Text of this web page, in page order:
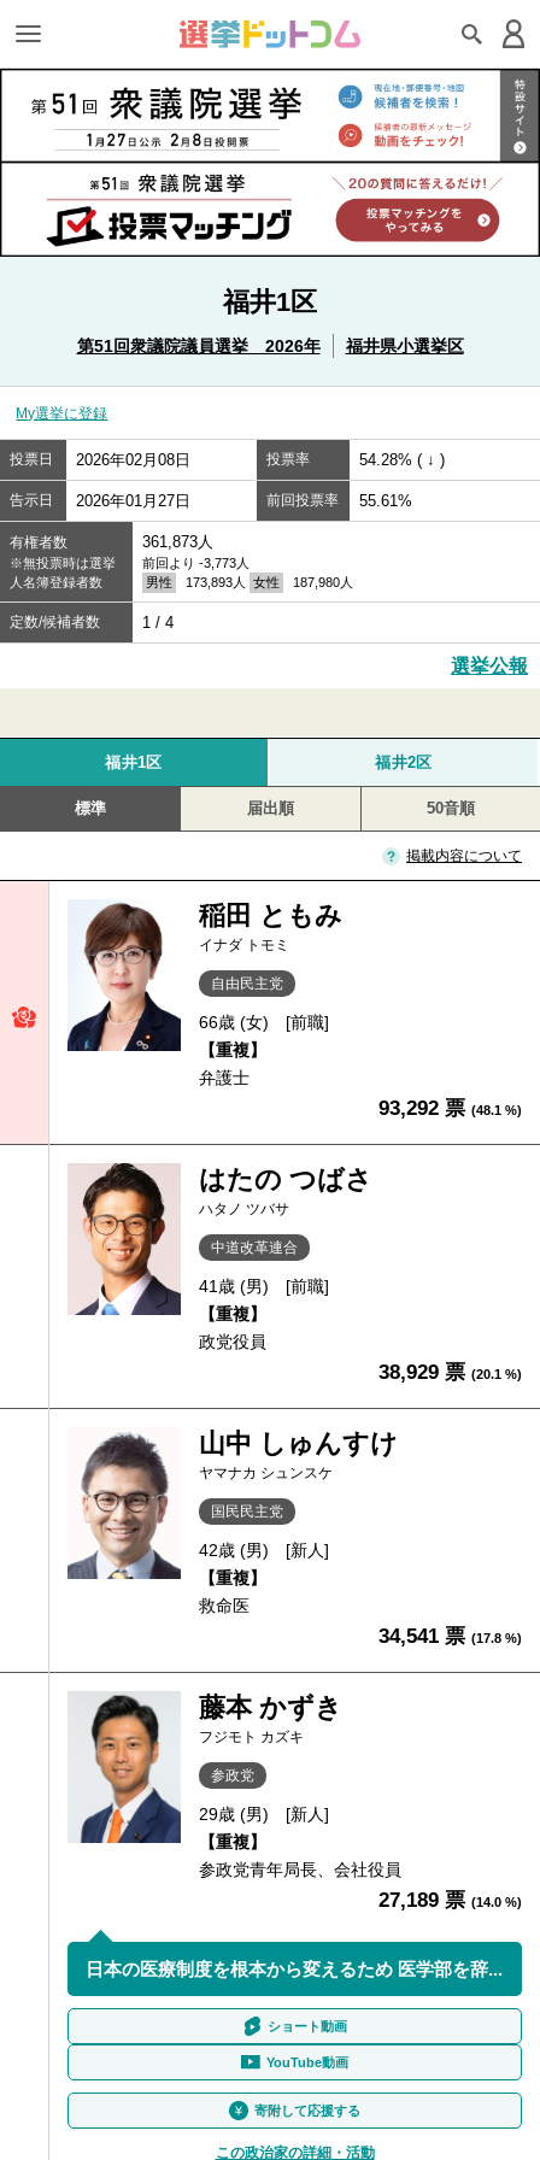
福井1区
第51回衆議院議員選挙 2026年 福井県小選挙区
My選挙に登録
投票日 2026年02月08日 投票率 54.28% ( ↓ )
告示日 2026年01月27日 前回投票率 55.61%
有権者数
※無投票時は選挙
人名簿登録者数
361,873人
前回より -3,773人
男性
173,893人 女性 187,980人
定数/候補者数 1 / 4
選挙公報
福井1区 福井2区
標準 届出順 50音順
掲載内容について
稲田 ともみ
イナダ トモミ
自由民主党
66歳 (女)
[前職]
【重複】
弁護士
93,292 票 (48.1 %)
はたの つばさ
ハタノ ツバサ
中道改革連合
41歳 (男)
[前職]
【重複】
政党役員
38,929 票 (20.1 %)
山中 しゅんすけ
ヤマナカ シュンスケ
国民民主党
42歳 (男)
[新人]
【重複】
救命医
34,541 票 (17.8 %)
藤本 かずき
フジモト カズキ
参政党
29歳 (男)
[新人]
【重複】
参政党青年局長、会社役員
27,189 票 (14.0 %)
日本の医療制度を根本から変えるため 医学部を辞...
ショート動画
YouTube動画
寄附して応援する
この政治家の詳細・活動